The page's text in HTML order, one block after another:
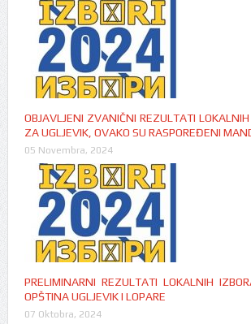
OBJAVLJENI ZVANIČNI REZULTATI
ZA UGLJEVIK, OVAKO SU RASPOREĐENI
05 Novembra, 2024
PRELIMINARNI REZULTATI LOKALNIH
OPŠTINA UGLJEVIK I LOPARE
07 Oktobra, 2024